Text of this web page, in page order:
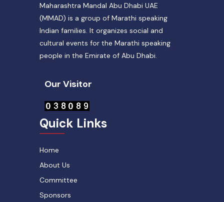
Maharashtra Mandal Abu Dhabi UAE
(MMAD) is a group of Marathi speaking
Indian families. It organizes social and
cultural events for the Marathi speaking
people in the Emirate of Abu Dhabi.
Our Visitor
Quick Links
Home
About Us
Committee
Sponsors